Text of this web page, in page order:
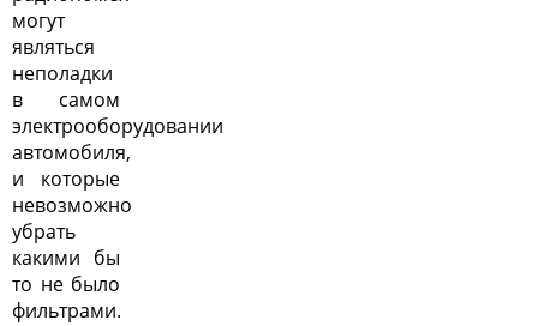
могут
являться
неполадки
в самом
электрооборудовании
автомобиля,
и которые
невозможно
убрать
какими бы
то не было
фильтрами.